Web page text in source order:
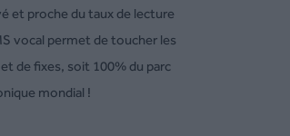
et proche du taux de lecture
vocal permet de toucher les
de fixes, soit 100% du parc
mondial !